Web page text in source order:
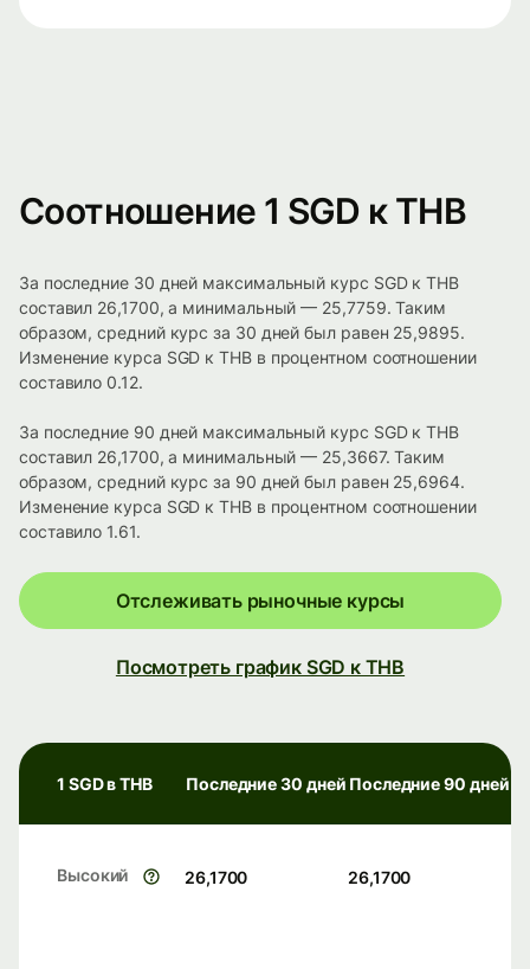
Соотношение 1 SGD к THB
За последние 30 дней максимальный курс SGD к THB
составил 26,1700, а минимальный — 25,7759. Таким
образом, средний курс за 30 дней был равен 25,9895.
Изменение курса SGD к THB в процентном соотношении
составило 0.12.
За последние 90 дней максимальный курс SGD к THB
составил 26,1700, а минимальный — 25,3667. Таким
образом, средний курс за 90 дней был равен 25,6964.
Изменение курса SGD к THB в процентном соотношении
составило 1.61.
Отслеживать рыночные курсы
Посмотреть график SGD к THB
1 SGD в THB Последние 30 дней Последние 90 дней
Высокий 26,1700 26,1700